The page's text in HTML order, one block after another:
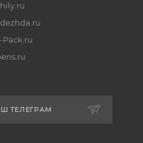
Pack.ru
ТЕЛЕГРАМ